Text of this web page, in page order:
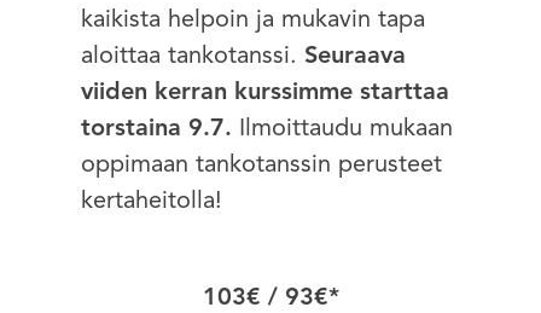
kaikista helpoin ja mukavin tapa
aloittaa tankotanssi. Seuraava
viiden kerran kurssimme starttaa
torstaina 9.7. Ilmoittaudu mukaan
oppimaan tankotanssin perusteet
kertaheitolla!
103€ / 93€*